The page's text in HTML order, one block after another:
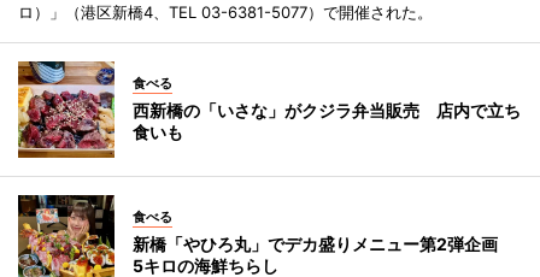
ロ）」（港区新橋4、TEL 03-6381-5077）で開催された。
食べる
西新橋の「いさな」がクジラ弁当販売 店内で立ち
食いも
食べる
新橋「やひろ丸」でデカ盛りメニュー第2弾企画
5キロの海鮮ちらし